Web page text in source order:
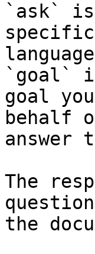
`ask`
`goal`
goal
behalf
answer
The
the